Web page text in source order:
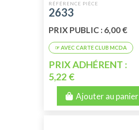
2633
PRIX PUBLIC : 6,00 €
PRIX ADHÉRENT :
5,22 €
Ajouter au panier